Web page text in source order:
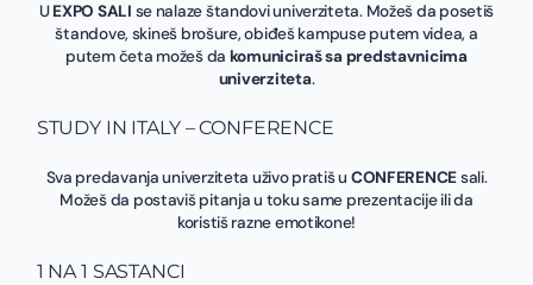
UEXPO SALI se nalaze štandovi univerziteta. Možeš da posetiš
štandove, skineš brošure, obiđeš kampuse putem videa, a
putem četa možeš da komuniciraš sa predstavnicima
univerziteta.
STUDY IN ITALY – CONFERENCE
Sva predavanja univerziteta uživo pratiš u CONFERENCEsali.
Možeš da postaviš pitanja u toku same prezentacije ili da
koristiš razne emotikone!
1 NA 1 SASTANCI